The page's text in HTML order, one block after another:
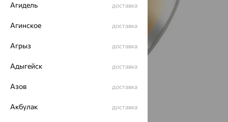
Агидель доставка
Агинское доставка
Агрыз доставка
Адыгейск доставка
Азов доставка
Акбулак доставка